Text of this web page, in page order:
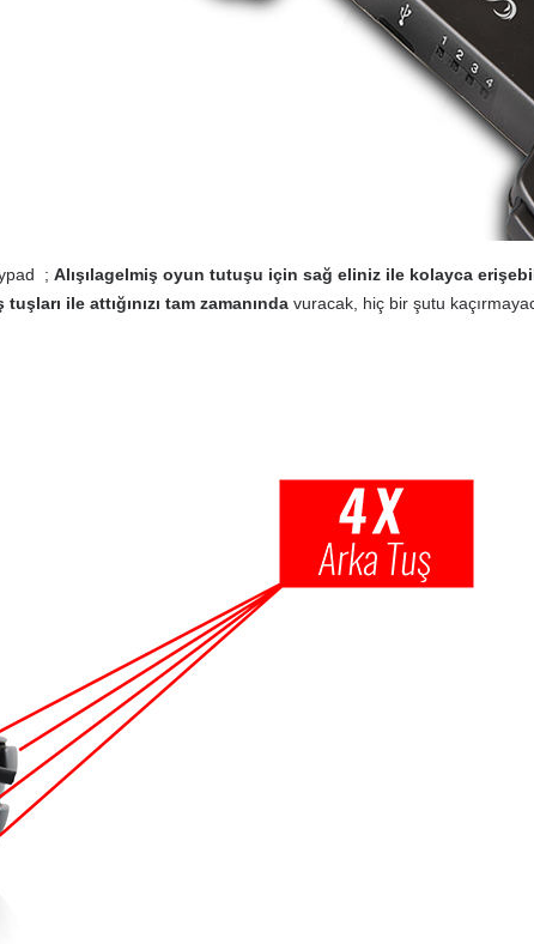
; Alışılagelmiş oyun tutuşu için sağ eliniz ile kolayca
ile attığınızı tam zamanında vuracak, hiç bir şutu